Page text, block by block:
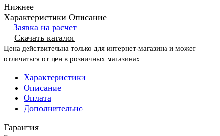
Нижнее
Характеристики Описание
Заявка на расчет
Скачать каталог
Цена действительна только для интернет-магазина и может
отличаться от цен в розничных магазинах
Характеристики
Описание
Оплата
Дополнительно
Гарантия